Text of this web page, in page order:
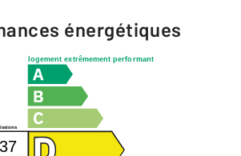
énergétiques
logement extrêmement performant
37